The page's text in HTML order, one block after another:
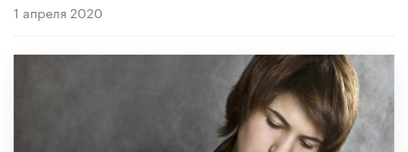
1 апреля 2020